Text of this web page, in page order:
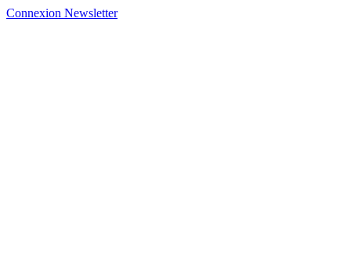
Connexion Newsletter